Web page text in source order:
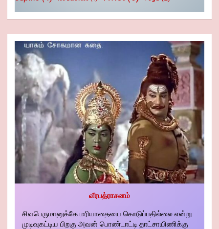
வீரபத்ராசனம்
சிவபெருமானுக்கே மரியாதையை கொடுப்பதில்லை என்று
முடிவுகட்டிய பிறகு அவன் பொண்டாட்டி தாட்சாயிணிக்கு